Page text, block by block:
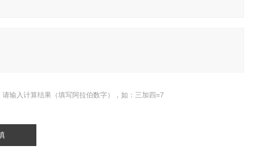
请输入计算结果（填写阿拉伯数字），如：三加四=7